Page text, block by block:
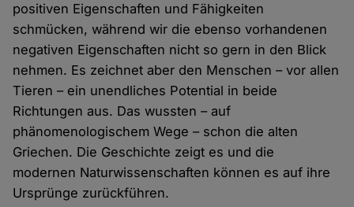
positiven Eigenschaften und Fähigkeiten
schmücken, während wir die ebenso vorhandenen
negativen Eigenschaften nicht so gern in den Blick
nehmen. Es zeichnet aber den Menschen – vor allen
Tieren – ein unendliches Potential in beide
Richtungen aus. Das wussten – auf
phänomenologischem Wege – schon die alten
Griechen. Die Geschichte zeigt es und die
modernen Naturwissenschaften können es auf ihre
Ursprünge zurückführen.